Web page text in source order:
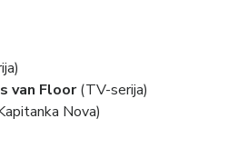
van Floor(TV-serija)
Nova)